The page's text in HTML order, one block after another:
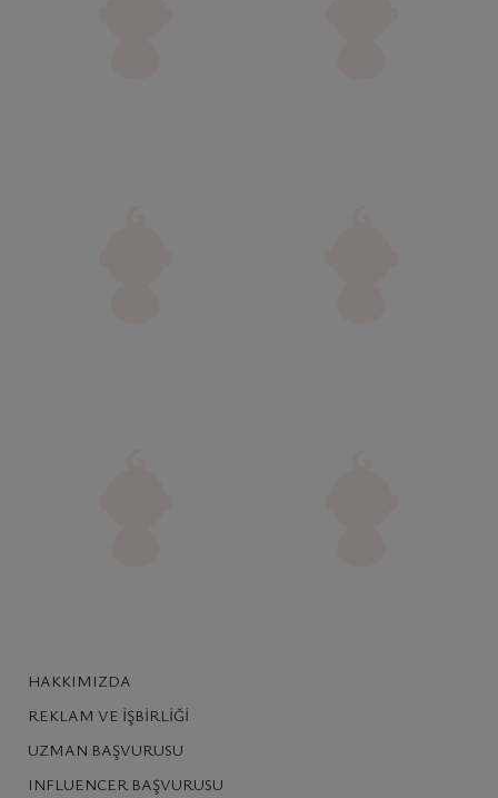
HAKKIMIZDA
REKLAM VE İŞBIRLIĞI
UZMAN BAŞVURUSU
INFLUENCER BAŞVURUSU